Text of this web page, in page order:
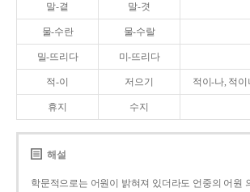
말-곁 말-겻
물-수란 물-수랄
밀-뜨리다 미-뜨리다
적-이 저으기 적이-나, 적이
휴지 수지
해설
학문적으로는 어원이 밝혀져 있더라도 언중의 어원